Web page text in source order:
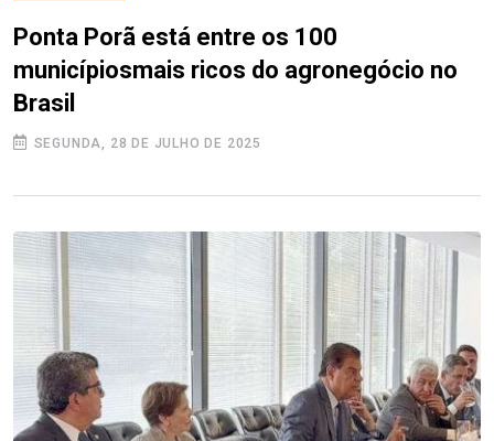
Ponta Porã está entre os 100
municípiosmais ricos do agronegócio no
Brasil
SEGUNDA, 28 DE JULHO DE 2025